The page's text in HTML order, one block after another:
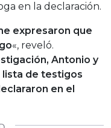
en la declaración.
expresaron que
«, reveló.
Antonio y
lista de testigos
en el